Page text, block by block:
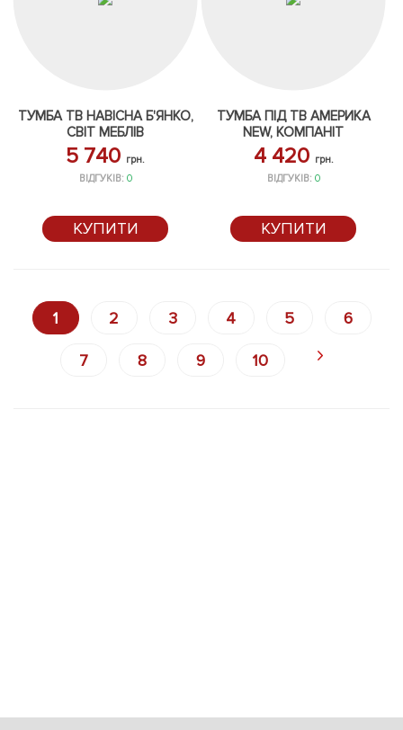
ТУМБА ТВ НАВІСНА Б'ЯНКО,
СВІТ МЕБЛІВ
5 740 грн.
ВІДГУКІВ: 0
КУПИТИ
ТУМБА ПІД ТВ АМЕРИКА
NEW, КОМПАНІТ
4 420 грн.
ВІДГУКІВ: 0
КУПИТИ
1 2 3 4 5 6
7 8 9 10